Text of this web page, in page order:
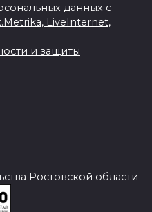
данных с
LiveInternet,
и защиты
Ростовской области